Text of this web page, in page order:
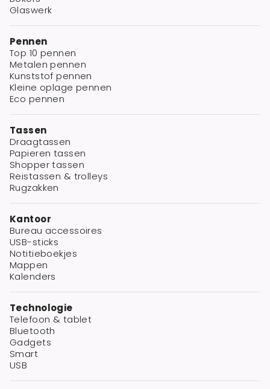
Glaswerk
Pennen
Top 10 pennen
Metalen pennen
Kunststof pennen
Kleine oplage pennen
Eco pennen
Tassen
Draagtassen
Papieren tassen
Shopper tassen
Reistassen & trolleys
Rugzakken
Kantoor
Bureau accessoires
USB-sticks
Notitieboekjes
Mappen
Kalenders
Technologie
Telefoon & tablet
Bluetooth
Gadgets
Smart
USB